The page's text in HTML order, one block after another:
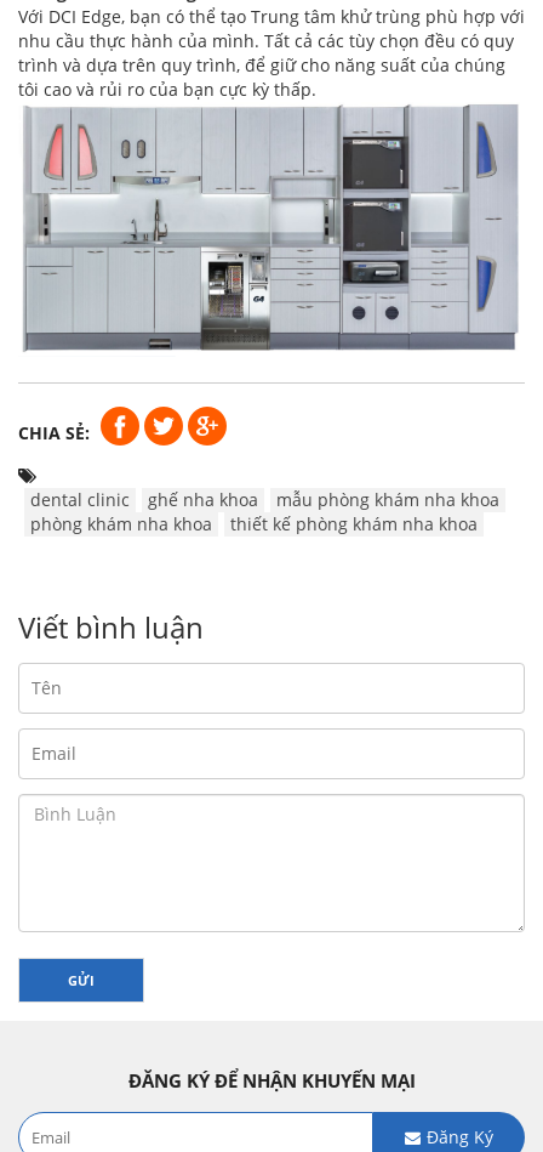
Với DCI Edge, bạn có thể tạo Trung tâm khử trùng phù hợp với
nhu cầu thực hành của mình. Tất cả các tùy chọn đều có quy
trình và dựa trên quy trình, để giữ cho năng suất của chúng
tôi cao và rủi ro của bạn cực kỳ thấp.
CHIA SẺ:
dental clinic ghế nha khoa
mẫu phòng khám nha khoa
phòng khám nha khoa
thiết kế phòng khám nha khoa
Viết bình luận
GỬI
ĐĂNG KÝ ĐỂ NHẬN KHUYẾN MẠI
Đăng Ký